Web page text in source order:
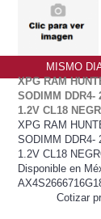
MISMO
XPG RAM
SODIMM DDR4-
1.2V CL18
XPG RAM
SODIMM DDR4-
1.2V CL18
Disponible en
Cotizar